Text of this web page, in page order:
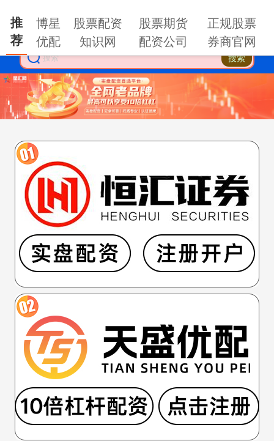
搜索
推
荐
博星
优配
股票配资
知识网
股票期货
配资公司
正规股票
券商官网